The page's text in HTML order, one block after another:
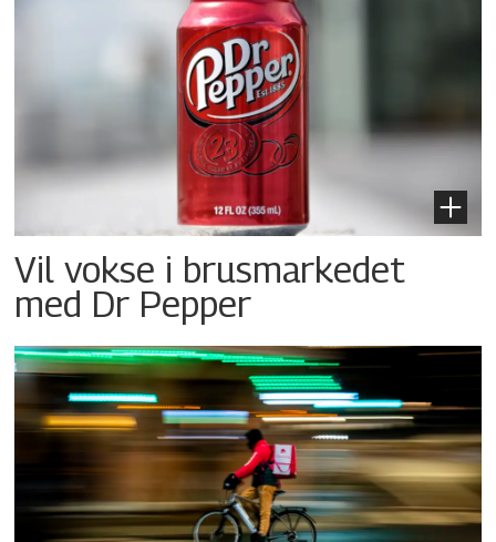
Vil vokse i brusmarkedet
med Dr Pepper